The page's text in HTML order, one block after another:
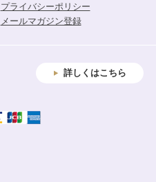
プライバシーポリシー
メールマガジン登録
詳しくはこちら